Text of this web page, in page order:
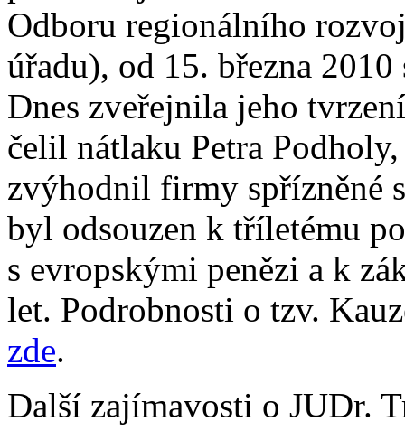
Odboru regionálního
úřadu), od 15. března
Dnes zveřejnila jeho
čelil nátlaku Petra
zvýhodnil firmy spřízněné
byl odsouzen k tříletému
s evropskými penězi a k
let. Podrobnosti o tzv.
zde.
Další zajímavosti o JUDr.